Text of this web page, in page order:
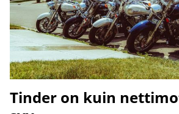
Tinder on kuin